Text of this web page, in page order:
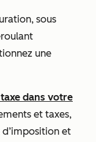
sous
une
dans votre
et taxes,
et